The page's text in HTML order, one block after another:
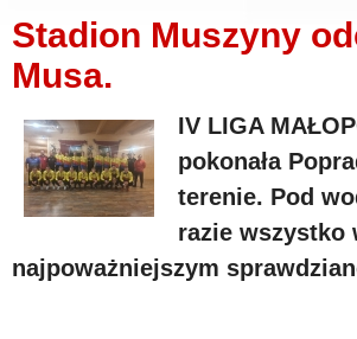
Stadion Muszyny
Musa.
IV LIGA
pokonała
terenie. Pod
razie wszystko
najpoważniejszym